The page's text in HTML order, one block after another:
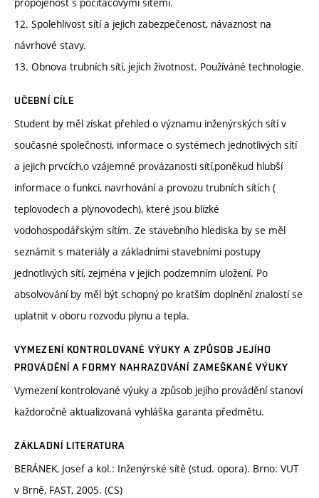
12. Spolehlivost sítí a jejich zabezpečenost, návaznost na
návrhové stavy.
13. Obnova trubních sítí, jejich životnost. Používáné technologie.
UČEBNÍ CÍLE
Student by měl získat přehled o významu inženýrských sítí v
současné společnosti, informace o systémech jednotlivých sítí
a jejich prvcích,o vzájemné provázanosti sítí,poněkud hlubší
informace o funkci, navrhování a provozu trubních sítích (
teplovodech a plynovodech), které jsou blízké
vodohospodářským sítím. Ze stavebního hlediska by se měl
seznámit s materiály a základními stavebními postupy
jednotlivých sítí, zejména v jejich podzemním uložení. Po
absolvování by měl být schopný po kratším doplnění znalostí se
uplatnit v oboru rozvodu plynu a tepla.
VYMEZENÍ KONTROLOVANÉ VÝUKY A ZPŮSOB JEJÍHO
PROVÁDĚNÍ A FORMY NAHRAZOVÁNÍ ZAMEŠKANÉ VÝUKY
Vymezení kontrolované výuky a způsob jejího provádění stanoví
každoročně aktualizovaná vyhláška garanta předmětu.
ZÁKLADNÍ LITERATURA
BERÁNEK, Josef a kol.: Inženýrské sítě (stud. opora). Brno: VUT
v Brně, FAST, 2005. (CS)